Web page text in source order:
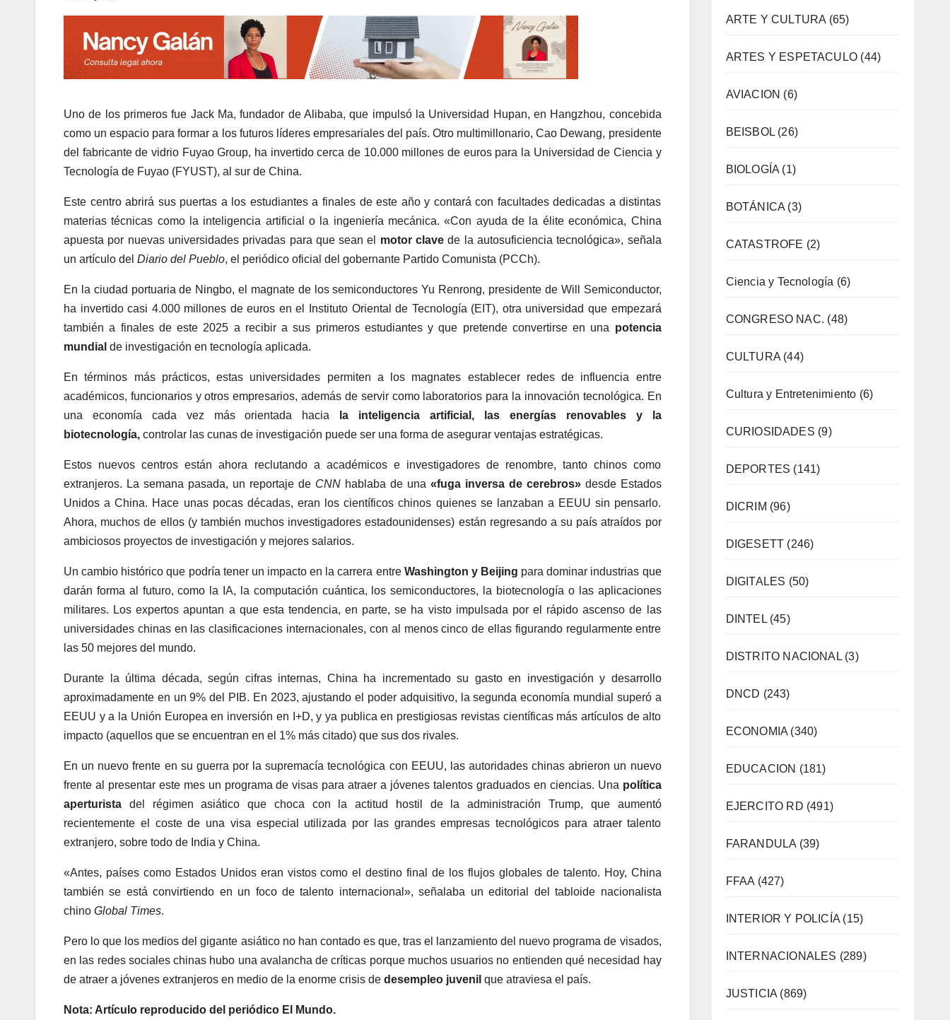
Uno de los primeros fue Jack Ma, fundador de Alibaba, que impulsó la Universidad Hupan, en Hangzhou, concebida
como un espacio para formar a los futuros líderes empresariales del país. Otro multimillonario, Cao Dewang, presidente
del fabricante de vidrio Fuyao Group, ha invertido cerca de 10.000 millones de euros para la Universidad de Ciencia y
Tecnología de Fuyao (FYUST), al sur de China.
Este centro abrirá sus puertas a los estudiantes a finales de este año y contará con facultades dedicadas a distintas
materias técnicas como la inteligencia artificial o la ingeniería mecánica. «Con ayuda de la élite económica, China
apuesta por nuevas universidades privadas para que sean el motor clavede la autosuficiencia tecnológica», señala
un artículo del Diario del Pueblo, el periódico oficial del gobernante Partido Comunista (PCCh).
En la ciudad portuaria de Ningbo, el magnate de los semiconductores Yu Renrong, presidente de Will Semiconductor,
ha invertido casi 4.000 millones de euros en el Instituto Oriental de Tecnología (EIT), otra universidad que empezará
también a finales de este 2025 a recibir a sus primeros estudiantes y que pretende convertirse en una potencia
mundial de investigación en tecnología aplicada.
En términos más prácticos, estas universidades permiten a los magnates establecer redes de influencia entre
académicos, funcionarios y otros empresarios, además de servir como laboratorios para la innovación tecnológica. En
una economía cada vez más orientada hacia la inteligencia artificial, las energías renovables y la
biotecnología, controlar las cunas de investigación puede ser una forma de asegurar ventajas estratégicas.
Estos nuevos centros están ahora reclutando a académicos e investigadores de renombre, tanto chinos como
extranjeros. La semana pasada, un reportaje de CNN hablaba de una «fuga inversa de cerebros» desde Estados
Unidos a China. Hace unas pocas décadas, eran los científicos chinos quienes se lanzaban a EEUU sin pensarlo.
Ahora, muchos de ellos (y también muchos investigadores estadounidenses) están regresando a su país atraídos por
ambiciosos proyectos de investigación y mejores salarios.
Un cambio histórico que podría tener un impacto en la carrera entre Washington y Beijing para dominar industrias que
darán forma al futuro, como la IA, la computación cuántica, los semiconductores, la biotecnología o las aplicaciones
militares. Los expertos apuntan a que esta tendencia, en parte, se ha visto impulsada por el rápido ascenso de las
universidades chinas en las clasificaciones internacionales, con al menos cinco de ellas figurando regularmente entre
las 50 mejores del mundo.
Durante la última década, según cifras internas, China ha incrementado su gasto en investigación y desarrollo
aproximadamente en un 9% del PIB. En 2023, ajustando el poder adquisitivo, la segunda economía mundial superó a
EEUU y a la Unión Europea en inversión en I+D, y ya publica en prestigiosas revistas científicas más artículos de alto
impacto (aquellos que se encuentran en el 1% más citado) que sus dos rivales.
En un nuevo frente en su guerra por la supremacía tecnológica con EEUU, las autoridades chinas abrieron un nuevo
frente al presentar este mes un programa de visas para atraer a jóvenes talentos graduados en ciencias. Una política
aperturista del régimen asiático que choca con la actitud hostil de la administración Trump, que aumentó
recientemente el coste de una visa especial utilizada por las grandes empresas tecnológicos para atraer talento
extranjero, sobre todo de India y China.
«Antes, países como Estados Unidos eran vistos como el destino final de los flujos globales de talento. Hoy, China
también se está convirtiendo en un foco de talento internacional», señalaba un editorial del tabloide nacionalista
chino Global Times.
Pero lo que los medios del gigante asiático no han contado es que, tras el lanzamiento del nuevo programa de visados,
en las redes sociales chinas hubo una avalancha de críticas porque muchos usuarios no entienden qué necesidad hay
de atraer a jóvenes extranjeros en medio de la enorme crisis de desempleo juvenil que atraviesa el país.
Nota: Artículo reproducido del periódico El Mundo.
ARTE Y CULTURA (65)
ARTES Y ESPETACULO (44)
AVIACION (6)
BEISBOL(26)
BIOLOGÍA (1)
BOTÁNICA (3)
CATASTROFE (2)
Ciencia y Tecnología (6)
CONGRESO NAC. (48)
CULTURA(44)
Cultura y Entretenimiento (6)
CURIOSIDADES (9)
DEPORTES (141)
DICRIM (96)
DIGESETT (246)
DIGITALES (50)
DINTEL(45)
DISTRITO NACIONAL(3)
DNCD (243)
ECONOMIA (340)
EDUCACION (181)
EJERCITO RD (491)
FARANDULA (39)
FFAA (427)
INTERIOR Y POLICÍA (15)
INTERNACIONALES (289)
JUSTICIA (869)